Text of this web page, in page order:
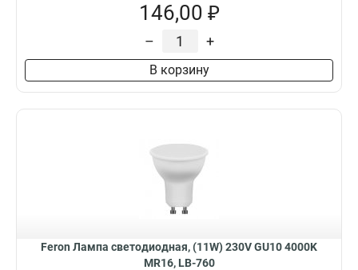
146,00 ₽
– +
В корзину
Feron Лампа светодиодная, (11W) 230V GU10 4000K
MR16, LB-760